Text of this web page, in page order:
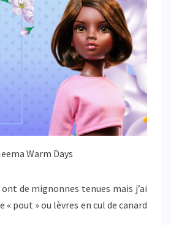
Warm Days
de mignonnes tenues mais j’ai
« pout » ou lèvres en cul de canard